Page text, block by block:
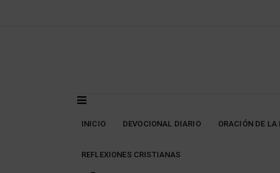
INICIO DEVOCIONAL DIARIO ORACIÓN DE
REFLEXIONES CRISTIANAS